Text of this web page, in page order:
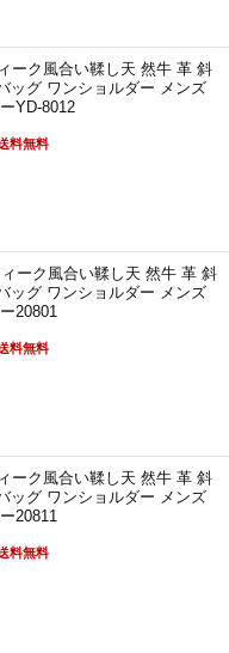
ーク風合い鞣し天 然牛 革 斜
ッグ ワンショルダー メンズ
YD-8012
料無料
ーク風合い鞣し天 然牛 革 斜
ッグ ワンショルダー メンズ
20801
料無料
ーク風合い鞣し天 然牛 革 斜
ッグ ワンショルダー メンズ
20811
料無料